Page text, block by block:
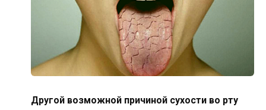
Другой возможной причиной сухости во рту